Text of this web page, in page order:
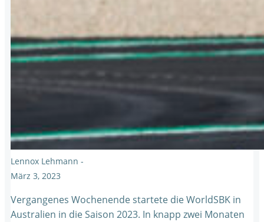
Lennox Lehmann -
März 3, 2023
Vergangenes Wochenende startete die WorldSBK in
Australien in die Saison 2023. In knapp zwei Monaten